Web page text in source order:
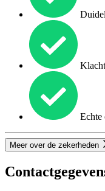
Echte
Meer over de zekerheden